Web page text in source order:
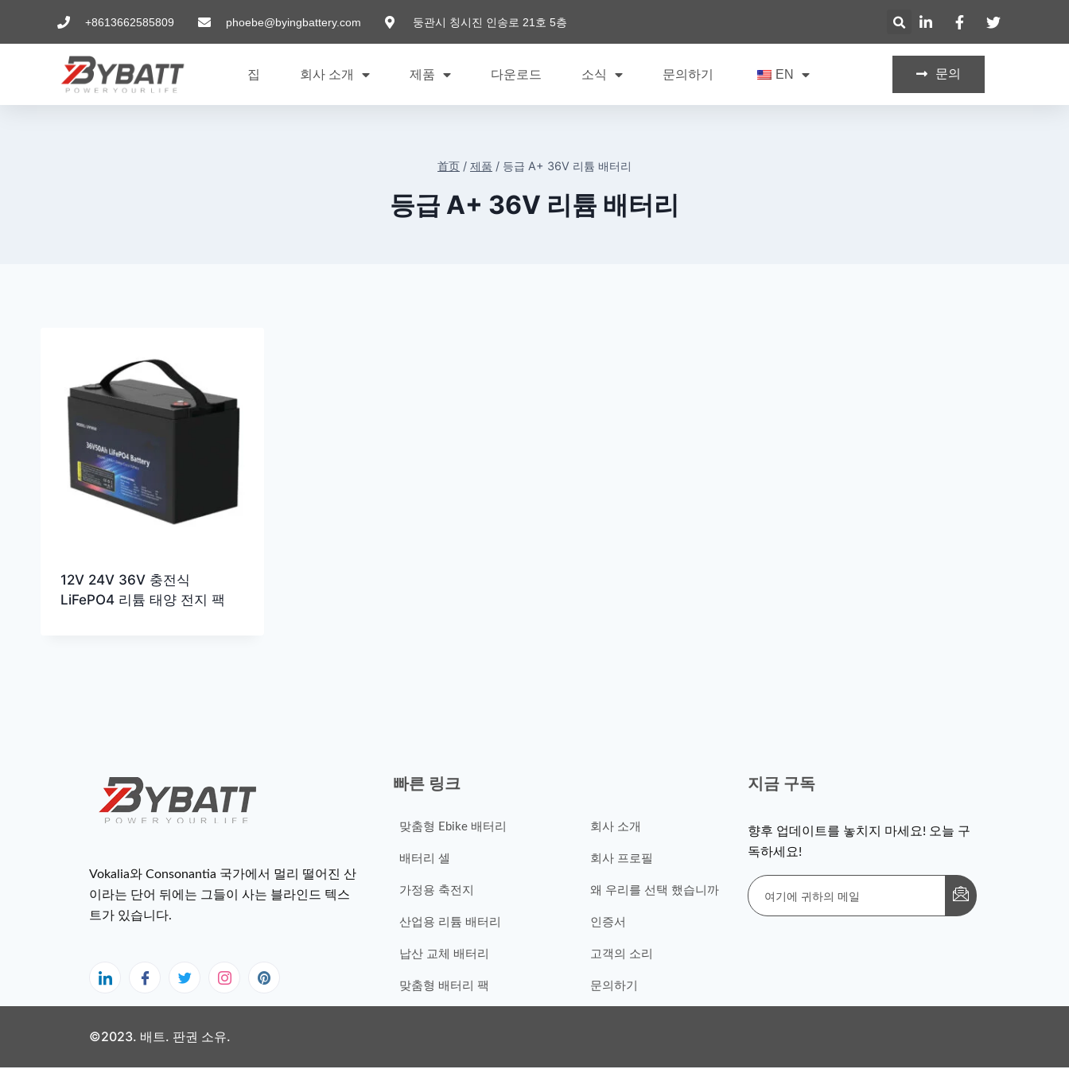
+8613662585809 phoebe@byingbattery.com 둥관시 칭시진 인송로 21호 5층
집 회사 소개 제품 다운로드 소식 문의하기 EN 문의
首页 / 제품 / 등급 A+ 36V 리튬 배터리
등급 A+ 36V 리튬 배터리
12V 24V 36V 충전식
LiFePO4 리튬 태양 전지 팩
Vokalia와 Consonantia 국가에서 멀리 떨어진 산
이라는 단어 뒤에는 그들이 사는 블라인드 텍스
트가 있습니다.
빠른 링크
맞춤형 Ebike 배터리
배터리 셀
가정용 축전지
산업용 리튬 배터리
납산 교체 배터리
맞춤형 배터리 팩
회사 소개
회사 프로필
왜 우리를 선택 했습니까
인증서
고객의 소리
문의하기
지금 구독
향후 업데이트를 놓치지 마세요! 오늘 구
독하세요!
©2023. 배트. 판권 소유.